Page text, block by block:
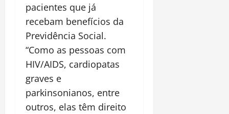
pacientes que já
recebam benefícios da
Previdência Social.
“Como as pessoas com
HIV/AIDS, cardiopatas
graves e
parkinsonianos, entre
outros, elas têm direito